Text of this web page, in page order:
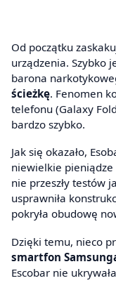
Od początku
urządzenia. Szybko
barona
ścieżkę. Fenomen
telefonu (Galaxy
bardzo szybko.
Jak się okazało,
niewielkie pieniądze
nie przeszły testów
usprawniła
pokryła obudowę
Dzięki temu, nieco
smartfon
Escobar nie